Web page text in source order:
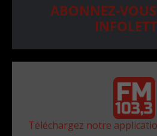
ABONNEZ-
Téléchargez notre